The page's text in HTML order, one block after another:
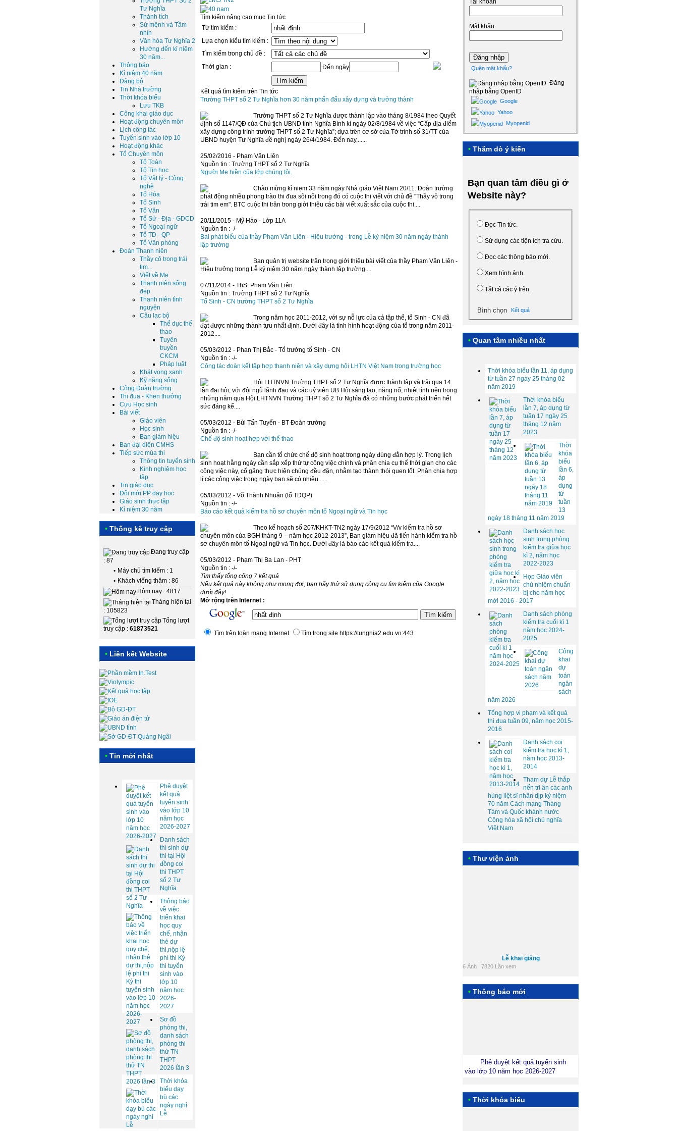
Tư Nghĩa
Thành tích
Sứ mệnh và Tầm
nhìn
Văn hóa Tư Nghĩa 2
Hướng đến kỉ niệm
30 năm...
Thông báo
Kỉ niệm 40 năm
Đảng bộ
Tin Nhà trường
Thời khóa biểu
Lưu TKB
Công khai giáo dục
Hoạt động chuyên môn
Lịch công tác
Tuyển sinh vào lớp 10
Hoạt động khác
Tổ Chuyên môn
Tổ Toán
Tổ Tin học
Tổ Vật lý - Công
nghệ
Tổ Hóa
Tổ Sinh
Tổ Văn
Tổ Sử - Địa - GDCD
Tổ Ngoại ngữ
Tổ TD - QP
Tổ Văn phòng
Đoàn Thanh niên
Thầy cô trong trái
tim...
Viết về Mẹ
Thanh niên sống
đẹp
Thanh niên tình
nguyện
Câu lạc bộ
Thể dục thể
thao
Tuyên
truyền
CKCM
Pháp luật
Khát vọng xanh
Kỹ năng sống
Công Đoàn trường
Thi đua - Khen thưởng
Cựu Học sinh
Bài viết
Giáo viên
Học sinh
Ban giám hiệu
Ban đại diện CMHS
Tiếp sức mùa thi
Thông tin tuyển sinh
Kinh nghiệm học
tập
Tin giáo dục
Đổi mới PP dạy học
Giáo sinh thực tập
Kỉ niệm 30 năm
• Thống kê truy cập
Đang truy cập
: 87
• Máy chủ tìm kiếm : 1
• Khách viếng thăm : 86
Hôm nay : 4817
Tháng hiện tại
: 105823
Tổng lượt
truy cập : 61873521
• Liên kết Website
• Tin mới nhất
Phê duyệt
kết quả
tuyển sinh
vào lớp 10
năm học
2026-2027
Danh sách
thí sinh dự
thi tại Hội
đồng coi
thi THPT
số 2 Tư
Nghĩa
Thông báo
về việc
triển khai
học quy
chế, nhận
thẻ dự
thi,nộp lệ
phí thi Kỳ
thi tuyển
sinh vào
lớp 10
năm học
2026-
2027
Sơ đồ
phòng thi,
danh sách
phòng thi
thử TN
THPT
2026 lần 3
Thời khóa
biểu dạy
bù các
ngày nghỉ
Lễ
Tìm kiếm nâng cao mục Tin tức
Từ tìm kiếm :
Lựa chọn kiểu tìm kiếm :
Tìm kiếm trong chủ đề :
Thời gian :
Đến ngày
Kết quả tìm kiếm trên Tin tức
Trường THPT số 2 Tư Nghĩa hơn 30 năm phấn đấu xây dựng và trưởng thành
Trường THPT số 2 Tư Nghĩa được thành lập vào tháng 8/1984 theo Quyết
định số 1147/QĐ của Chủ tịch UBND tỉnh Nghĩa Bình kí ngày 02/8/1984 về việc “Cấp địa điểm
xây dựng công trình trường THPT số 2 Tư Nghĩa”; dựa trên cơ sở của Tờ trình số 31/TT của
UBND huyện Tư Nghĩa đề nghị ngày 26/4/1984. Đến nay,......
25/02/2016 - Phạm Văn Liên
Nguồn tin : Trường THPT số 2 Tư Nghĩa
Người Mẹ hiền của lớp chúng tôi.
Chào mừng kỉ niẹm 33 năm ngày Nhà giáo Việt Nam 20/11. Đoàn trường
phát động nhiều phong trào thi đua sôi nổi trong đó có cuộc thi viết với chủ đề "Thầy vô trong
trái tim em". BTC cuộc thi trân trong giới thiệu các bài viết xuất sắc của cuộc thi....
20/11/2015 - Mỹ Hảo - Lớp 11A
Nguồn tin : -/-
Bài phát biểu của thầy Phạm Văn Liên - Hiệu trưởng - trong Lễ kỷ niệm 30 năm ngày thành
lập trường
Ban quản trị website trân trọng giới thiệu bài viết của thầy Phạm Văn Liên -
Hiệu trưởng trong Lễ kỷ niệm 30 năm ngày thành lập trường....
07/11/2014 - ThS. Phạm Văn Liên
Nguồn tin : Trường THPT số 2 Tư Nghĩa
Tổ Sinh - CN trường THPT số 2 Tư Nghĩa
Trong năm học 2011-2012, với sự nỗ lực của cả tập thể, tổ Sinh - CN đã
đạt được những thành tựu nhất định. Dưới đây là tình hình hoạt động của tổ trong năm 2011-
2012....
05/03/2012 - Phan Thị Bắc - Tổ trưởng tổ Sinh - CN
Nguồn tin : -/-
Công tác đoàn kết tập hợp thanh niên và xây dựng hội LHTN Việt Nam trong trường học
Hội LHTNVN Trường THPT số 2 Tư Nghĩa được thành lập và trải qua 14
lần đại hội, với đội ngũ lãnh đạo và các uỷ viên UB Hội sáng tạo, năng nổ, nhiệt tình nên trong
những năm qua Hội LHTNVN Trường THPT số 2 Tư Nghĩa đã có những bước phát triển hết
sức đáng kể....
05/03/2012 - Bùi Tấn Tuyển - BT Đoàn trường
Nguồn tin : -/-
Chế độ sinh hoạt hợp với thể thao
Bạn cần tổ chức chế độ sinh hoạt trong ngày đúng đắn hợp lý. Trong lịch
sinh hoạt hằng ngày cần sắp xếp thứ tự công việc chính và phân chia cụ thể thời gian cho các
công việc này, cố găng thực hiện chúng đều đặn, nhằm tạo thành thói quen tốt. Phân chia hợp
lí các công việc trong ngày bạn sẽ có nhiều......
05/03/2012 - Võ Thành Nhuận (tổ TDQP)
Nguồn tin : -/-
Báo cáo kết quả kiểm tra hồ sơ chuyên môn tổ Ngoại ngữ và Tin học
Theo kế hoạch số 207/KHKT-TN2 ngày 17/9/2012 “V/v kiểm tra hồ sơ
chuyên môn của BGH tháng 9 – năm học 2012-2013”, Ban giám hiệu đã tiến hành kiểm tra hồ
sơ chuyên môn tổ Ngoại ngữ và Tin học. Dưới đây là báo cáo kết quả kiểm tra....
05/03/2012 - Phạm Thị Ba Lan - PHT
Nguồn tin : -/-
Tìm thấy tổng cộng 7 kết quả
Nếu kết quả này không như mong đợi, bạn hãy thử sử dụng công cụ tìm kiếm của Google
dưới đây!
Mở rộng trên Internet :
Tìm trên toàn mạng Internet Tìm trong site https://tunghia2.edu.vn:443
Tài khoản
Mật khẩu
Quên mật khẩu?
Đăng
nhập bằng OpenID
Google
Yahoo
Myopenid
• Thăm dò ý kiến
Bạn quan tâm điều gì ở
Website này?
Đọc Tin tức.
Sử dụng các tiện ích tra cứu.
Đọc các thông báo mới.
Xem hình ảnh.
Tất cả các ý trên.
Kết quả
• Quan tâm nhiều nhất
Thời khóa biểu lần 11, áp dụng
từ tuần 27 ngày 25 tháng 02
năm 2019
Thời khóa biểu
lần 7, áp dụng từ
tuần 17 ngày 25
tháng 12 năm
2023
Thời
khóa
biểu
lần 6,
áp
dụng
từ
tuần
13
ngày 18 tháng 11 năm 2019
Danh sách học
sinh trong phòng
kiểm tra giữa học
kì 2, năm học
2022-2023
Họp Giáo viên
chủ nhiệm chuẩn
bị cho năm học
mới 2016 - 2017
Danh sách phòng
kiểm tra cuối kì 1
năm học 2024-
2025
Công
khai
dự
toán
ngân
sách
năm 2026
Tổng hợp vi phạm và kết quả
thi đua tuần 09, năm học 2015-
2016
Danh sách coi
kiểm tra học kì 1,
năm học 2013-
2014
Tham dự Lễ thắp
nến tri ân các anh
hùng liệt sĩ nhân dịp kỷ niệm
70 năm Cách mạng Tháng
Tám và Quốc khánh nước
Cộng hòa xã hội chủ nghĩa
Việt Nam
• Thư viện ảnh
Lễ khai giảng
6 Ảnh | 7820 Lần xem
+ Xem tất cả
• Thông báo mới
Phê duyệt kết quả tuyển sinh
vào lớp 10 năm học 2026-2027
đồng coi thi THPT số 2 Tư Nghĩa
Thông báo về việc triển khai học
• Thời khóa biểu